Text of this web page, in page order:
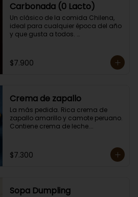
Carbonada (0 Lacto)
Un clásico de la comida Chilena,
ideal para cualquier época del año
y que gusta a todos.
arroz y carne.
Porción individual lista para servir
$7.900
Crema de zapallo
La más pedida. Rica crema de
zapallo amarillo y camote peruano.
Contiene crema de leche.
$7.300
Sopa Dumpling